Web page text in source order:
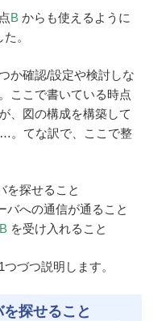
B からも使えるように
。
か確認/設定や検討しな
ここで書いている時点
、図の構成を構築して
。てな訳で、ここで整
を探せること
への通信が通ること
を受け入れること
づつ説明します。
探せること